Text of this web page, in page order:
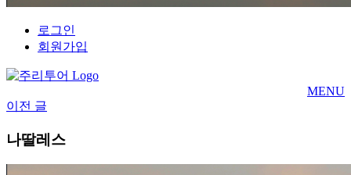
로그인
회원가입
MENU
이전 글
나딸레스